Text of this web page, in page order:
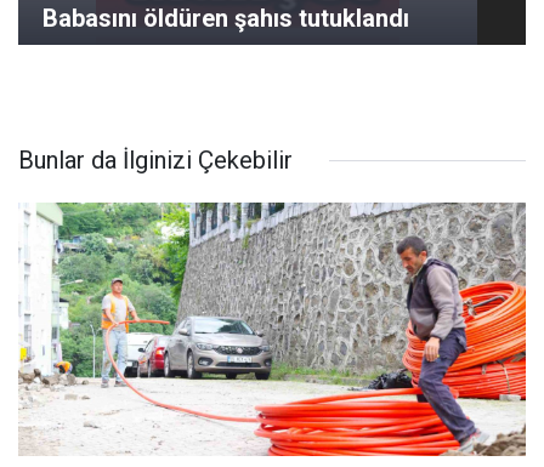
Babasını öldüren şahıs tutuklandı
Bunlar da İlginizi Çekebilir